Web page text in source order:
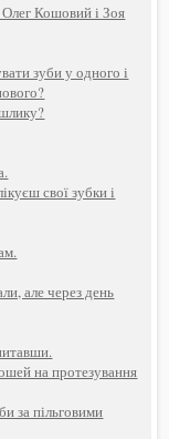
Кошовий і Зоя
зуби у одного і
свої зубки і
але через день
на протезування
за пільговими